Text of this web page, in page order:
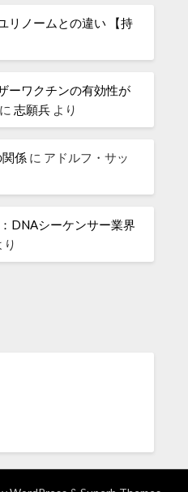
リノームとの違い 【持
ーワクチンの有効性が
に志願兵 より
係 に アドルフ・サッ
DNAシーケンサー業界
り